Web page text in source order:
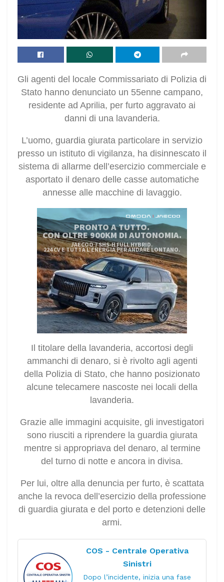
Gli agenti del locale Commissariato di Polizia di
Stato hanno denunciato un 55enne campano,
residente ad Aprilia, per furto aggravato ai
danni di una lavanderia.
L’uomo, guardia giurata particolare in servizio
presso un istituto di vigilanza, ha disinnescato il
sistema di allarme dell’esercizio commerciale e
asportato il denaro delle casse automatiche
annesse alle macchine di lavaggio.
Il titolare della lavanderia, accortosi degli
ammanchi di denaro, si è rivolto agli agenti
della Polizia di Stato, che hanno posizionato
alcune telecamere nascoste nei locali della
lavanderia.
Grazie alle immagini acquisite, gli investigatori
sono riusciti a riprendere la guardia giurata
mentre si appropriava del denaro, al termine
del turno di notte e ancora in divisa.
Per lui, oltre alla denuncia per furto, è scattata
anche la revoca dell’esercizio della professione
di guardia giurata e del porto e detenzioni delle
armi.
COS - Centrale Operativa
Sinistri
Dopo l’incidente, inizia una fase